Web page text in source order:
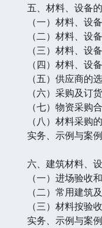
五、材料、设备
（一）材料、设
（二）材料、设
（三）材料、设
（四）材料、设
（五）供应商的
（六）采购及订
（七）物资采购
（八）材料采购
实务、示例与案例
六、建筑材料、
（一）进场验收
（二）常用建筑
（三）材料按验
实务、示例与案例